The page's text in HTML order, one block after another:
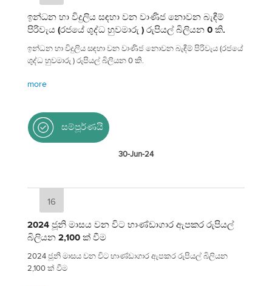
ඉන්ධන හා විදුලිය සඳහා වන වාණිජ නොවන බැඳීම්
පිරිවැය (රජයේ ශුද්ධ හුවමාරු ) රුපියල් බිලියන 0 කි.
ඉන්ධන හා විදුලිය සඳහා වන වාණිජ නොවන බැඳීම් පිරිවැය (රජයේ
ශුද්ධ හුවමාරු ) රුපියල් බිලියන 0 කි.
more
සම්පූර්ණයි
30-Jun-24
16
2024 ජූනි මාසය වන විට භාණ්ඩාගාර ඇපකර රුපියල්
බිලියන 2,100 ක් වීම
2024 ජූනි මාසය වන විට භාණ්ඩාගාර ඇපකර රුපියල් බිලියන
2,100 ක් වීම